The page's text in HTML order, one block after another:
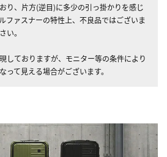
り、片方(逆目)に多少の引っ掛かりを感じ
ファスナーの特性上、不良品ではございま
い。
しておりますが、モニター等の条件により
って見える場合がございます。